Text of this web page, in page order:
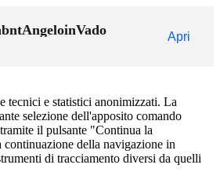
Apri
tecnici e statistici anonimizzati. La
selezione dell'apposito comando
il pulsante "Continua la
della navigazione in
di tracciamento diversi da quelli